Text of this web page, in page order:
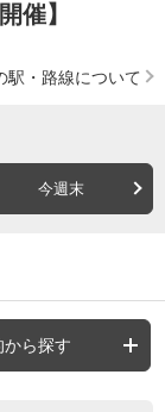
催】
駅・路線について
今週末
から探す